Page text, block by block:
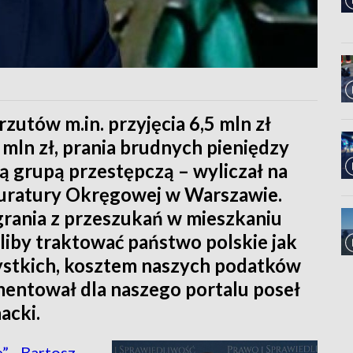
m.in. przyjęcia 6,5 mln zł
zł, prania brudnych pieniędzy
grupą przestępczą – wyliczał na
Okręgowej w Warszawie.
z przeszukań w mieszkaniu
traktować państwo polskie jak
kosztem naszych podatków
dla naszego portalu poseł